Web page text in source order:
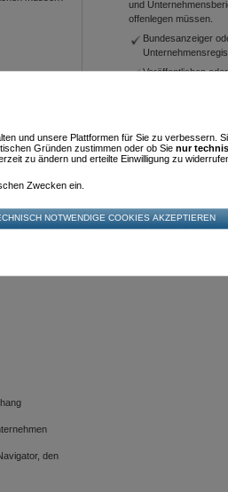
an das
abhängig
den
und
offenlegen müssen.
Bundesanzeiger
Veröffentlichen
und unsere Plattformen für Sie zu verbessern.
Gründen zustimmen oder ob Sie nur
zu ändern und erteilte Einwilligung zu
Zwecken ein.